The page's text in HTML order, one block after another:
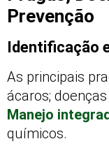
Prevenção
Identificação
As principais
ácaros;
Manejo
químicos.